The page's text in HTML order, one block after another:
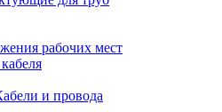
рабочих мест
и провода